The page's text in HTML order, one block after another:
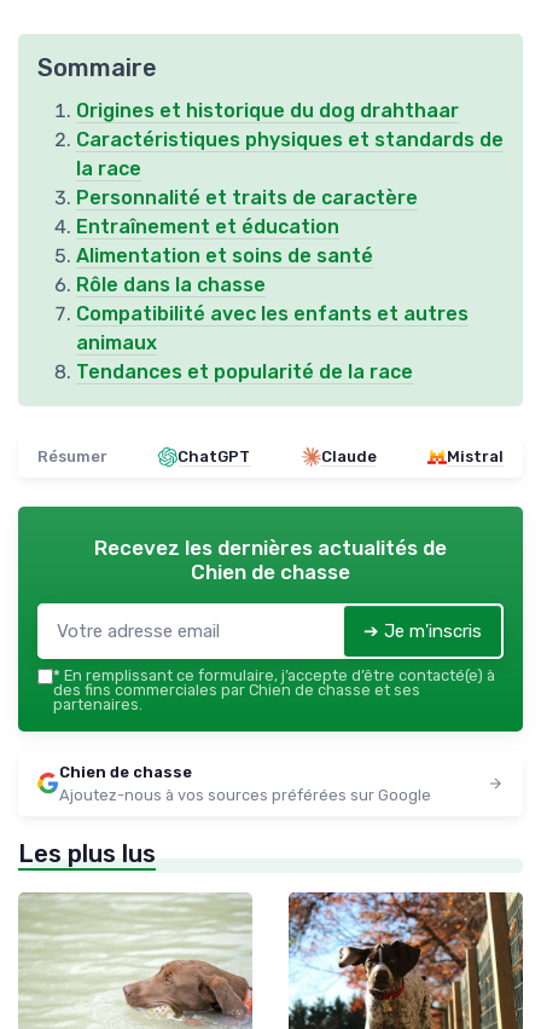
Sommaire
Origines et historique du dog drahthaar
Caractéristiques physiques et standards de
la race
Personnalité et traits de caractère
Entraînement et éducation
Alimentation et soins de santé
Rôle dans la chasse
Compatibilité avec les enfants et autres
animaux
Tendances et popularité de la race
Résumer ChatGPT Claude Mistral
Recevez les dernières actualités de
Chien de chasse
➔ Je m'inscris
* En remplissant ce formulaire, j’accepte d’être contacté(e) à
des fins commerciales par Chien de chasse et ses
partenaires.
Chien de chasse
Ajoutez-nous à vos sources préférées sur Google
Les plus lus